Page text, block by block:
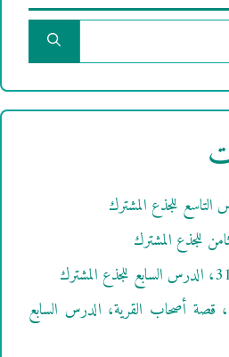
للجذع المشترك
للجذع المشترك
سورة يس الآيات 12-28، قصة أصحاب القرية، الدرس السابع